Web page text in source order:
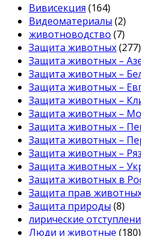
Вивисекция (164)
Видеоматериалы (2)
животноводство (7)
Защита животных(277)
Защита животных –
Защита животных –
Защита животных –
Защита животных –
Защита животных –
Защита животных –
Защита животных –
Защита животных –
Защита животных –
Защита животных в
Защита прав
Защита природы (8)
лирические
Люди и животные (180)